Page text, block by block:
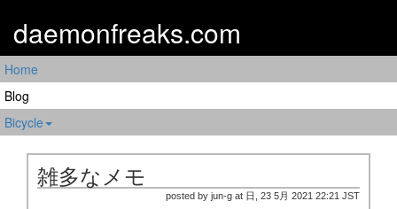
daemonfreaks.com
Home
Blog
Bicycle
雑多なメモ
posted by jun-g at 日, 23 5月 2021 22:21 JST